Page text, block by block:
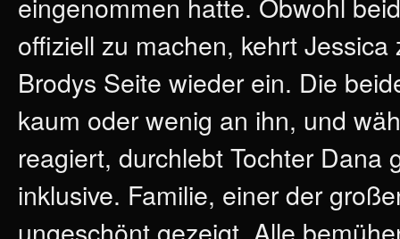
offiziell zu machen, kehrt
Brodys Seite wieder ein. Die
kaum oder wenig an ihn, und
reagiert, durchlebt Tochter Dana
inklusive. Familie, einer der
ungeschönt gezeigt. Alle